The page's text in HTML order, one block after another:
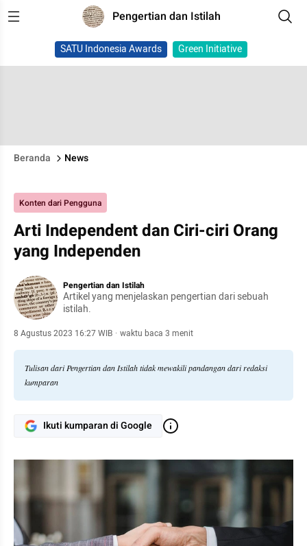
Pengertian dan Istilah
SATU Indonesia Awards Green Initiative
Beranda News
Konten dari Pengguna
Arti Independent dan Ciri-ciri Orang
yang Independen
Pengertian dan Istilah
Artikel yang menjelaskan pengertian dari sebuah
istilah.
8 Agustus 2023 16:27 WIB · waktu baca 3 menit
Tulisan dari Pengertian dan Istilah tidak mewakili pandangan dari redaksi
kumparan
Ikuti kumparan di Google